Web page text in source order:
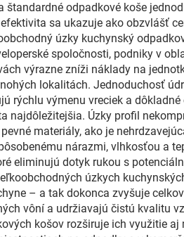
odpadkové koše
sa ukazuje ako obzvlášť
úzky kuchynský
spoločnosti, podniky v
výrazne zníži náklady na
lokalitách. Jednoduchosť
výmenu vreciek a
najdôležitejšia. Úzky profil
materiály, ako je
nárazmi, vlhkosťou a
eliminujú dotyk rukou s
úzkych
– a tak dokonca zvyšuje
vôní a udržiavajú čistú kvalitu
košov rozširuje ich využitie